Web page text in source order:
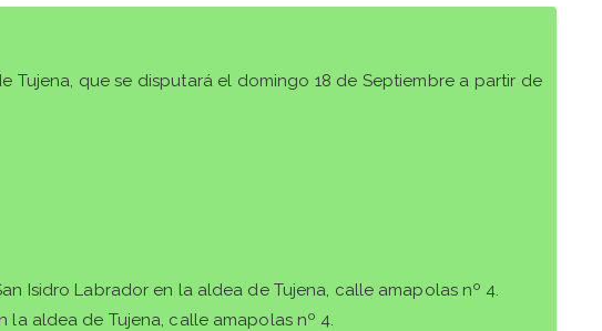
Tujena, que se disputará el domingo 18 de Septiembre a partir de
Isidro Labrador en la aldea de Tujena, calle amapolas nº 4.
la aldea de Tujena, calle amapolas nº 4.